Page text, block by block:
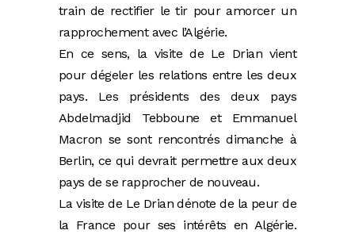
train de rectifier le tir pour amorcer un
rapprochement avec l’Algérie.
En ce sens, la visite de Le Drian vient
pour dégeler les relations entre les deux
pays. Les présidents des deux pays
Abdelmadjid Tebboune et Emmanuel
Macron se sont rencontrés dimanche à
Berlin, ce qui devrait permettre aux deux
pays de se rapprocher de nouveau.
La visite de Le Drian dénote de la peur de
la France pour ses intérêts en Algérie.